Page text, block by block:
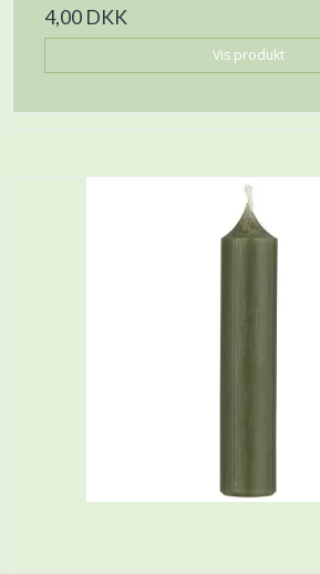
4,00 DKK
Vis produkt